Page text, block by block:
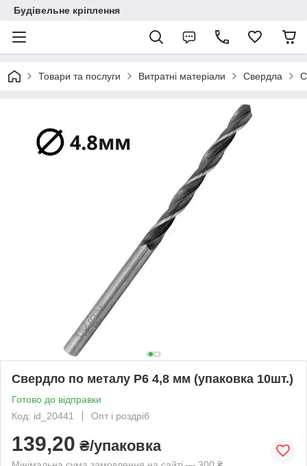
Будівельне кріплення
Товари та послуги Витратні матеріали Свердла
Свердло по металу Р6 4,8 мм (упаковка 10шт.)
Готово до відправки
Код: id_20441
Опт і роздріб
139,20 ₴/упаковка